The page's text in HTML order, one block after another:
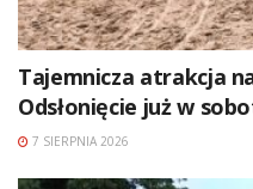
Tajemnicza atrakcja
Odsłonięcie już w
7 SIERPNIA 2026